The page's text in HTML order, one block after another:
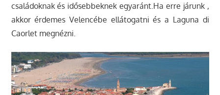
családoknak és idősebbeknek egyaránt.Ha erre járunk ,
akkor érdemes Velencébe ellátogatni és a Laguna di
Caorlet megnézni.